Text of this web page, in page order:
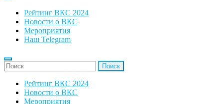
Рейтинг ВКС 2024
Новости о ВКС
Мероприятия
Наш Telegram
'Найти:
Рейтинг ВКС 2024
Новости о ВКС
Мероприятия